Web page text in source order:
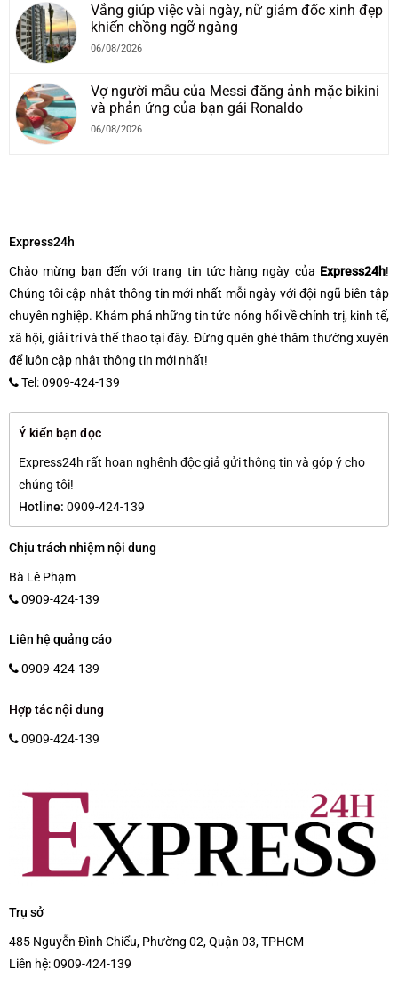
Vắng giúp việc vài ngày, nữ giám đốc xinh đẹp
khiến chồng ngỡ ngàng
06/08/2026
Vợ người mẫu của Messi đăng ảnh mặc bikini
và phản ứng của bạn gái Ronaldo
06/08/2026
Express24h
Chào mừng bạn đến với trang tin tức hàng ngày của Express24h!
Chúng tôi cập nhật thông tin mới nhất mỗi ngày với đội ngũ biên tập
chuyên nghiệp. Khám phá những tin tức nóng hổi về chính trị, kinh tế,
xã hội, giải trí và thể thao tại đây. Đừng quên ghé thăm thường xuyên
để luôn cập nhật thông tin mới nhất!
Tel: 0909-424-139
Ý kiến bạn đọc
Express24h rất hoan nghênh độc giả gửi thông tin và góp ý cho
chúng tôi!
Hotline: 0909-424-139
Chịu trách nhiệm nội dung
Bà Lê Phạm
0909-424-139
Liên hệ quảng cáo
0909-424-139
Hợp tác nội dung
0909-424-139
Trụ sở
485 Nguyễn Đình Chiểu, Phường 02, Quận 03, TPHCM
Liên hệ:0909-424-139